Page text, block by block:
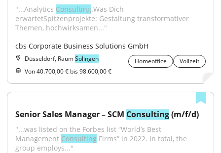
"...Analytics Consulting.Was Dich
erwartetSpitzenprojekte: Gestaltung transformativer
Themen, hochwirksamen..."
cbs Corporate Business Solutions GmbH
Düsseldorf, RaumSolingen Homeoffice
Vollzeit
Von 40.700,00 € bis 98.600,00 €
Senior Sales Manager – SCM Consulting (m/f/d)
"...was listed on the Forbes list “World’s Best
Management Consulting Firms” in 2022. In total, the
group employs..."